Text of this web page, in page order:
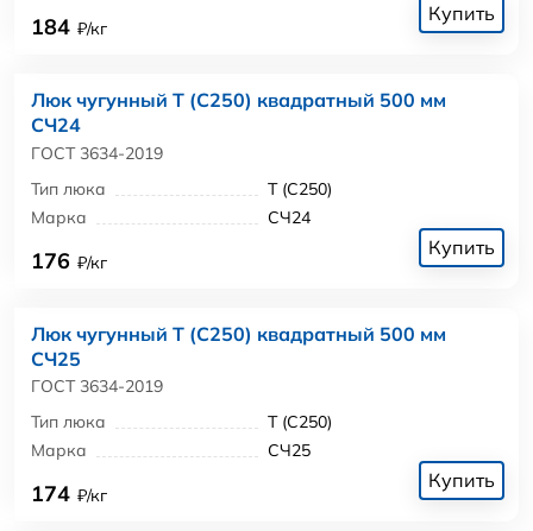
184 ₽/кг
Купить
Люк чугунный Т (С250) квадратный 500 мм
СЧ24
ГОСТ 3634-2019
Тип люка
Т (С250)
Марка
СЧ24
176 ₽/кг
Купить
Люк чугунный Т (С250) квадратный 500 мм
СЧ25
ГОСТ 3634-2019
Тип люка
Т (С250)
Марка
СЧ25
174 ₽/кг
Купить